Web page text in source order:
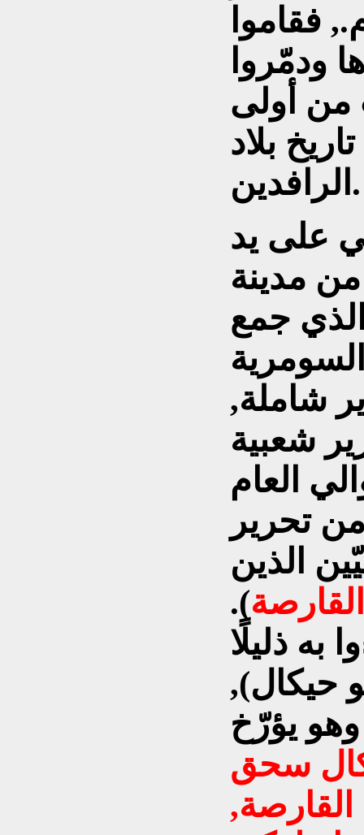
2230 ق.م., فقاموا
ودمّروا
من أولى
بلاد
الرافدين.
على يد
مدينة
جمع
شاملة,
شعبية
العام
من تحرير
الذين
).
به ذليلًا
حيكال),
يؤرّخ
سحق
القارصة,